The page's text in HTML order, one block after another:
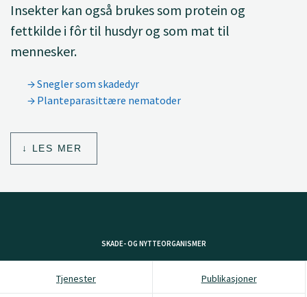
Insekter kan også brukes som protein og
fettkilde i fôr til husdyr og som mat til
mennesker.
Snegler som skadedyr
Planteparasittære nematoder
LES MER
SKADE- OG NYTTEORGANISMER
Tjenester Publikasjoner